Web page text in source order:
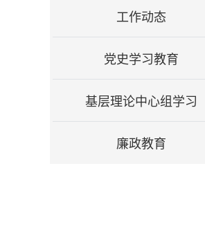
工作动态
党史学习教育
基层理论中心组学习
廉政教育